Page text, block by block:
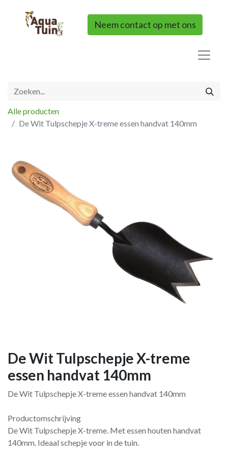
Neem contact op met ons
Alle producten
De Wit Tulpschepje X-treme essen handvat 140mm
De Wit Tulpschepje X-treme
essen handvat 140mm
De Wit Tulpschepje X-treme essen handvat 140mm
Productomschrijving
De Wit Tulpschepje X-treme. Met essen houten handvat
140mm. Ideaal schepje voor in de tuin.